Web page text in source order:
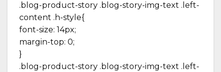
.blog-product-story .blog-story-img-text .left-
content .h-style{
font-size: 14px;
margin-top: 0;
}
.blog-product-story .blog-story-img-text .left-